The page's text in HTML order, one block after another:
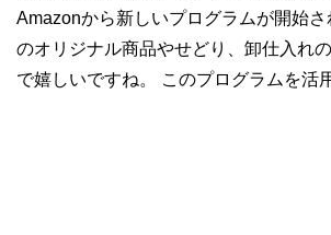
Amazonから新しいプログラムが開始
のオリジナル商品やせどり、卸仕入れ
で嬉しいですね。 このプログラムを活